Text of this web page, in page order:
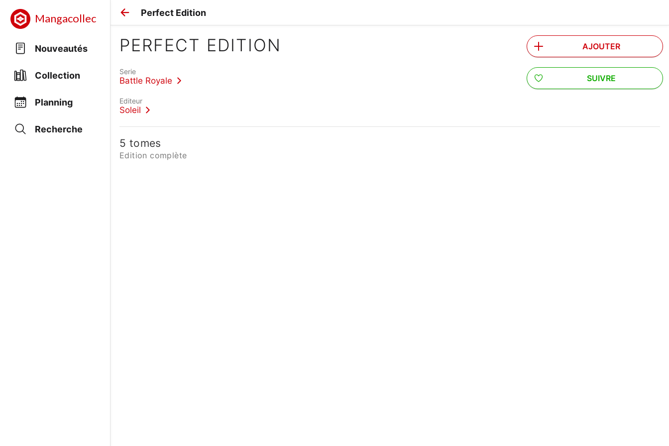
Mangacollec
Nouveautés
Collection
Planning
Recherche
Perfect Edition
PERFECT EDITION
Serie
Battle Royale
Editeur
Soleil
AJOUTER
SUIVRE
5 tomes
Edition complète